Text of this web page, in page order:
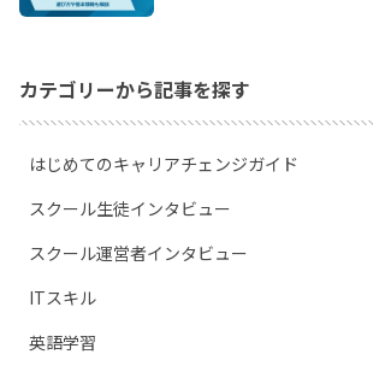
カテゴリーから記事を探す
はじめてのキャリアチェンジガイド
スクール生徒インタビュー
スクール運営者インタビュー
ITスキル
英語学習